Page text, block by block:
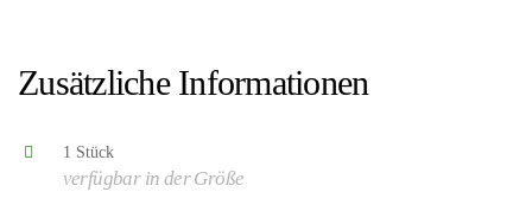
Zusätzliche Informationen
1 Stück
verfügbar in der Größe